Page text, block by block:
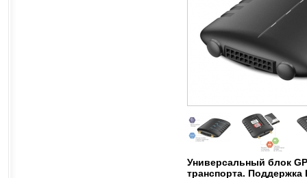
Универсальный блок
транспорта. Поддержка